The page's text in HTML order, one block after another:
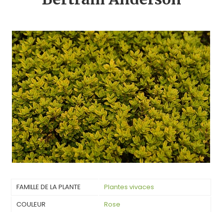
FAMILLE DE LA PLANTE
Plantes vivaces
COULEUR
Rose